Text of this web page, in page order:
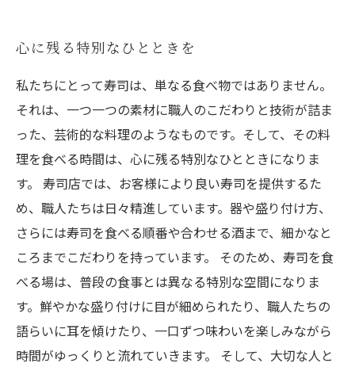
心に残る特別なひとときを
私たちにとって寿司は、単なる食べ物ではありません。
それは、一つ一つの素材に職人のこだわりと技術が詰ま
った、芸術的な料理のようなものです。そして、その料
理を食べる時間は、心に残る特別なひとときになりま
す。 寿司店では、お客様により良い寿司を提供するた
め、職人たちは日々精進しています。器や盛り付け方、
さらには寿司を食べる順番や合わせる酒まで、細かなと
ころまでこだわりを持っています。 そのため、寿司を食
べる場は、普段の食事とは異なる特別な空間になりま
す。鮮やかな盛り付けに目が細められたり、職人たちの
語らいに耳を傾けたり、一口ずつ味わいを楽しみながら
時間がゆっくりと流れていきます。 そして、大切な人と